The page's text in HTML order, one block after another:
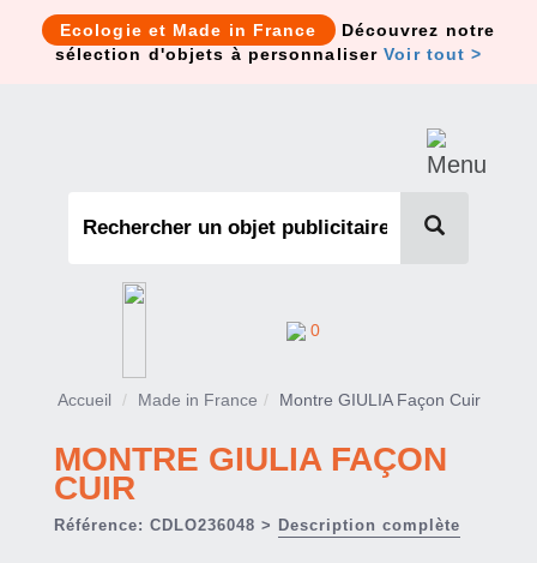
Ecologie et Made in France
Découvrez notre
sélection d'objets à personnaliserVoir tout >
0
Accueil Made in France Montre GIULIA Façon Cuir
MONTRE GIULIA FAÇON
CUIR
Référence: CDLO236048 > Description complète
Cookies management panel